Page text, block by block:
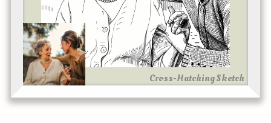
Cross-Hatching Sketch